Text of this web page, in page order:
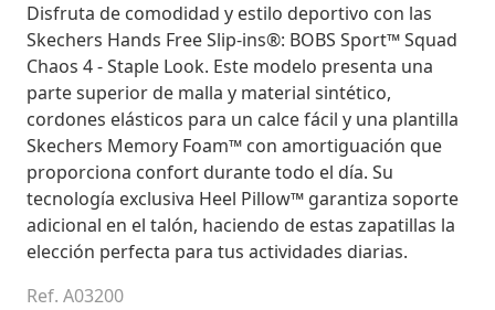
Disfruta de comodidad y estilo deportivo con las
Skechers Hands Free Slip-ins®: BOBS Sport™ Squad
Chaos 4 - Staple Look. Este modelo presenta una
parte superior de malla y material sintético,
cordones elásticos para un calce fácil y una plantilla
Skechers Memory Foam™ con amortiguación que
proporciona confort durante todo el día. Su
tecnología exclusiva Heel Pillow™ garantiza soporte
adicional en el talón, haciendo de estas zapatillas la
elección perfecta para tus actividades diarias.
Ref. A03200